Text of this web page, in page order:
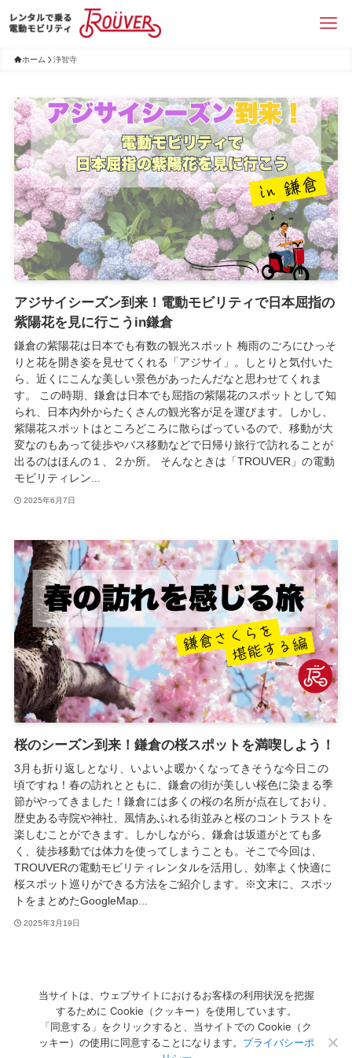
ホーム 浄智寺
アジサイシーズン到来！電動モビリティで日本屈指の
紫陽花を見に行こうin鎌倉
鎌倉の紫陽花は日本でも有数の観光スポット 梅雨のごろにひっそ
りと花を開き姿を見せてくれる「アジサイ」。しとりと気付いた
ら、近くにこんな美しい景色があったんだなと思わせてくれま
す。 この時期、鎌倉は日本でも屈指の紫陽花のスポットとして知
られ、日本內外からたくさんの観光客が足を運びます。しかし、
紫陽花スポットはところどころに散らばっているので、移動が大
変なのもあって徒歩やバス移動などで日帰り旅行で訪れることが
出るのはほんの１、２か所。 そんなときは「TROUVER」の電動
モビリティレン...
2025年6月7日
桜のシーズン到来！鎌倉の桜スポットを満喫しよう！
3月も折り返しとなり、いよいよ暖かくなってきそうな今日この
頃ですね！春の訪れとともに、鎌倉の街が美しい桜色に染まる季
節がやってきました！鎌倉には多くの桜の名所が点在しており、
歴史ある寺院や神社、風情あふれる街並みと桜のコントラストを
楽しむことができます。しかしながら、鎌倉は坂道がとても多
く、徒歩移動では体力を使ってしまうことも。そこで今回は、
TROUVERの電動モビリティレンタルを活用し、効率よく快適に
桜スポット巡りができる方法をご紹介します。※文末に、スポッ
トをまとめたGoogleMap...
2025年3月19日
1
当サイトは、ウェブサイトにおけるお客様の利用状況を把握
するために Cookie（クッキー）を使用しています。
「同意する」をクリックすると、当サイトでの Cookie（ク
ッキー）の使用に同意することになります。 プライバシーポ